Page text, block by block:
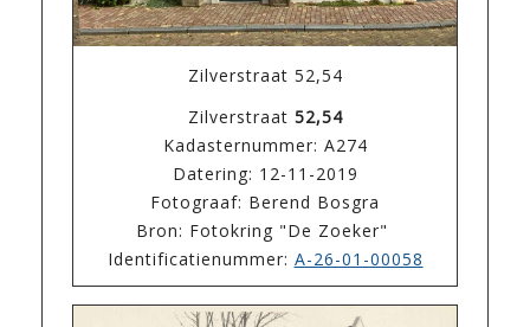
Zilverstraat 52,54
Zilverstraat 52,54
Kadasternummer: A274
Datering: 12-11-2019
Fotograaf: Berend Bosgra
Bron: Fotokring "De Zoeker"
Identificatienummer: A-26-01-00058